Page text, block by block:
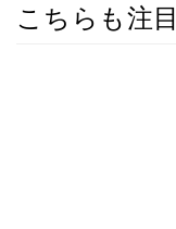
こちらも注目